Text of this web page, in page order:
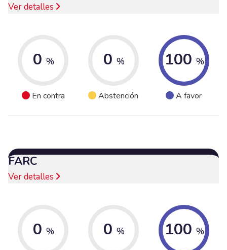
Ver detalles
0 %
En contra
0 %
Abstención
100 %
A favor
FARC
Ver detalles
0 % 0 % 100 %